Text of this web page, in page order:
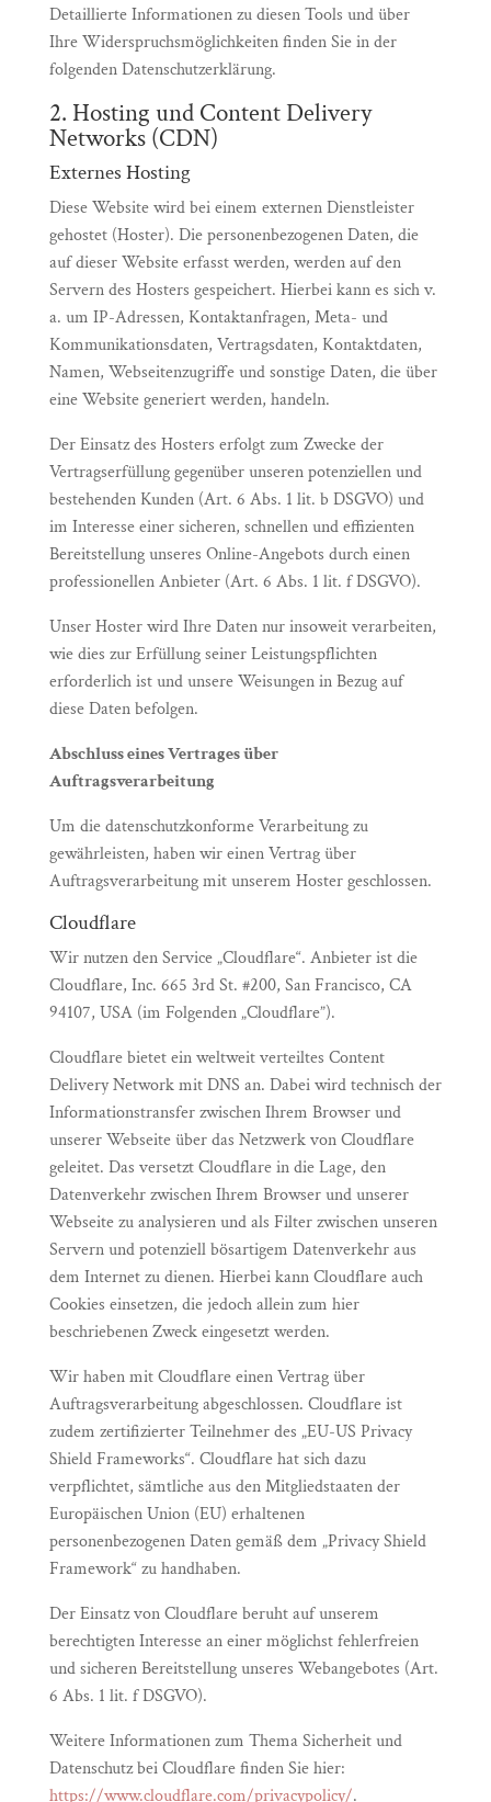
Detaillierte Informationen zu diesen Tools und über
Ihre Widerspruchsmöglichkeiten finden Sie in der
folgenden Datenschutzerklärung.
2. Hosting und Content Delivery
Networks (CDN)
Externes Hosting
Diese Website wird bei einem externen Dienstleister
gehostet (Hoster). Die personenbezogenen Daten, die
auf dieser Website erfasst werden, werden auf den
Servern des Hosters gespeichert. Hierbei kann es sich v.
a. um IP-Adressen, Kontaktanfragen, Meta- und
Kommunikationsdaten, Vertragsdaten, Kontaktdaten,
Namen, Webseitenzugriffe und sonstige Daten, die über
eine Website generiert werden, handeln.
Der Einsatz des Hosters erfolgt zum Zwecke der
Vertragserfüllung gegenüber unseren potenziellen und
bestehenden Kunden (Art. 6 Abs. 1 lit. b DSGVO) und
im Interesse einer sicheren, schnellen und effizienten
Bereitstellung unseres Online-Angebots durch einen
professionellen Anbieter (Art. 6 Abs. 1 lit. f DSGVO).
Unser Hoster wird Ihre Daten nur insoweit verarbeiten,
wie dies zur Erfüllung seiner Leistungspflichten
erforderlich ist und unsere Weisungen in Bezug auf
diese Daten befolgen.
Abschluss eines Vertrages über
Auftragsverarbeitung
Um die datenschutzkonforme Verarbeitung zu
gewährleisten, haben wir einen Vertrag über
Auftragsverarbeitung mit unserem Hoster geschlossen.
Cloudflare
Wir nutzen den Service „Cloudflare“. Anbieter ist die
Cloudflare, Inc. 665 3rd St. #200, San Francisco, CA
94107, USA (im Folgenden „Cloudflare”).
Cloudflare bietet ein weltweit verteiltes Content
Delivery Network mit DNS an. Dabei wird technisch der
Informationstransfer zwischen Ihrem Browser und
unserer Webseite über das Netzwerk von Cloudflare
geleitet. Das versetzt Cloudflare in die Lage, den
Datenverkehr zwischen Ihrem Browser und unserer
Webseite zu analysieren und als Filter zwischen unseren
Servern und potenziell bösartigem Datenverkehr aus
dem Internet zu dienen. Hierbei kann Cloudflare auch
Cookies einsetzen, die jedoch allein zum hier
beschriebenen Zweck eingesetzt werden.
Wir haben mit Cloudflare einen Vertrag über
Auftragsverarbeitung abgeschlossen. Cloudflare ist
zudem zertifizierter Teilnehmer des „EU-US Privacy
Shield Frameworks“. Cloudflare hat sich dazu
verpflichtet, sämtliche aus den Mitgliedstaaten der
Europäischen Union (EU) erhaltenen
personenbezogenen Daten gemäß dem „Privacy Shield
Framework“ zu handhaben.
Der Einsatz von Cloudflare beruht auf unserem
berechtigten Interesse an einer möglichst fehlerfreien
und sicheren Bereitstellung unseres Webangebotes (Art.
6 Abs. 1 lit. f DSGVO).
Weitere Informationen zum Thema Sicherheit und
Datenschutz bei Cloudflare finden Sie hier:
https://www.cloudflare.com/privacypolicy/.